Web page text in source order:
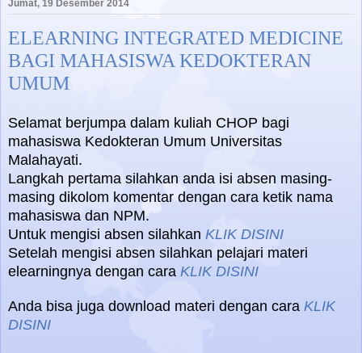
Jumat, 19 Desember 2014
ELEARNING INTEGRATED MEDICINE
BAGI MAHASISWA KEDOKTERAN
UMUM
Selamat berjumpa dalam kuliah CHOP bagi
mahasiswa Kedokteran Umum Universitas
Malahayati.
Langkah pertama silahkan anda isi absen masing-
masing dikolom komentar dengan cara ketik nama
mahasiswa dan NPM.
Untuk mengisi absen silahkan KLIK DISINI
Setelah mengisi absen silahkan pelajari materi
elearningnya dengan cara KLIK DISINI
Anda bisa juga download materi dengan cara KLIK
DISINI